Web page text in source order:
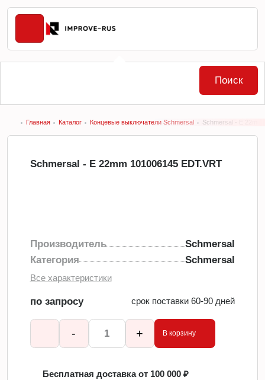
Главная Каталог Концевые выключатели Schmersal Schmersal - E 22mm
Schmersal - E 22mm 101006145 EDT.VRT
Производитель
Schmersal
Категория
Schmersal
Все характеристики
по запросу срок поставки 60-90 дней
- + В корзину
Бесплатная доставка от 100 000 ₽
Поиск